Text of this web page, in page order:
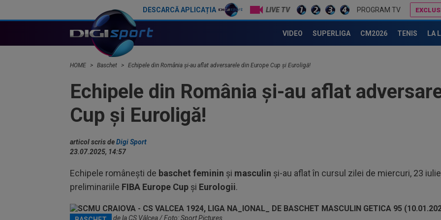
DESCARCĂ APLICAȚIA LIVE TV PROGRAM TV
VIDEO SUPERLIGA CM2026 TENIS LA
HOME Baschet Echipele din România și-au aflat adversarele din Europe Cup și Euroligă!
Echipele din România și-au aflat
Cup și Euroligă!
articol scris deDigi Sport
23.07.2025, 14:57
Echipele românești de baschet feminin și masculin și-au aflat în cursul zilei de miercuri, 23
preliminariile FIBA Europe Cup și Eurologii.
Jucătorii celor de la CS Vâlcea / Foto: Sport Pictures